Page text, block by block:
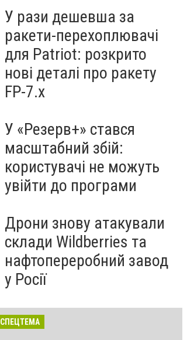
У рази дешевша за
ракети-перехоплювачі
для Patriot: розкрито
нові деталі про ракету
FP-7.x
У «Резерв+» стався
масштабний збій:
користувачі не можуть
увійти до програми
Дрони знову атакували
склади Wildberries та
нафтопереробний завод
у Росії
СПЕЦТЕМА